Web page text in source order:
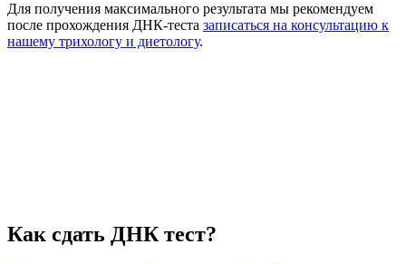
Для получения максимального результата мы рекомендуем
после прохождения ДНК-теста записаться на консультацию к
нашему трихологу и диетологу.
Как сдать ДНК тест?